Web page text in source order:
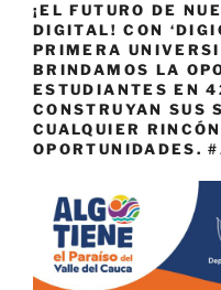
¡EL FUTURO DE
DIGITAL! CON
PRIMERA
BRINDAMOS LA
ESTUDIANTES EN
CONSTRUYAN SUS
CUALQUIER
OPORTUNIDADES.